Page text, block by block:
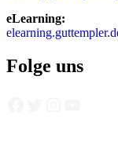
eLearning:
Folge uns